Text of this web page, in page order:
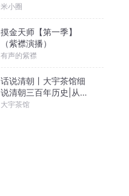
米小圈
摸金天师【第一季】
（紫襟演播）
有声的紫襟
话说清朝丨大宇茶馆细
说清朝三百年历史|从努
尔哈赤到末代皇帝溥仪|
大宇茶馆